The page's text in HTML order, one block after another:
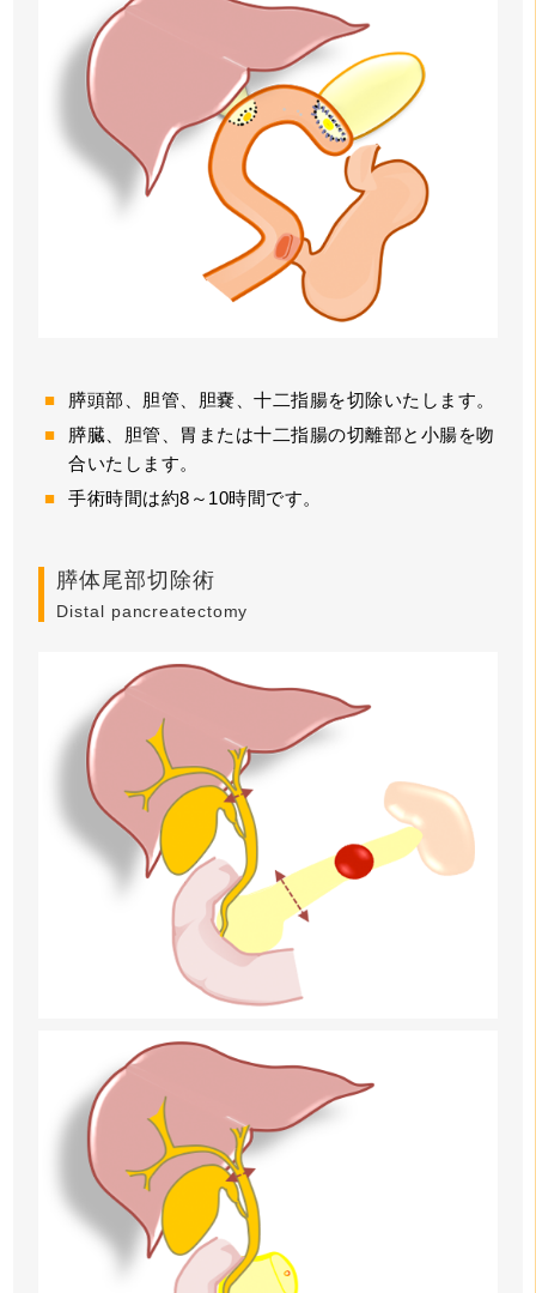
膵頭部、胆管、胆嚢、十二指腸を切除いたします。
膵臓、胆管、胃または十二指腸の切離部と小腸を吻
合いたします。
手術時間は約8～10時間です。
膵体尾部切除術
Distal pancreatectomy